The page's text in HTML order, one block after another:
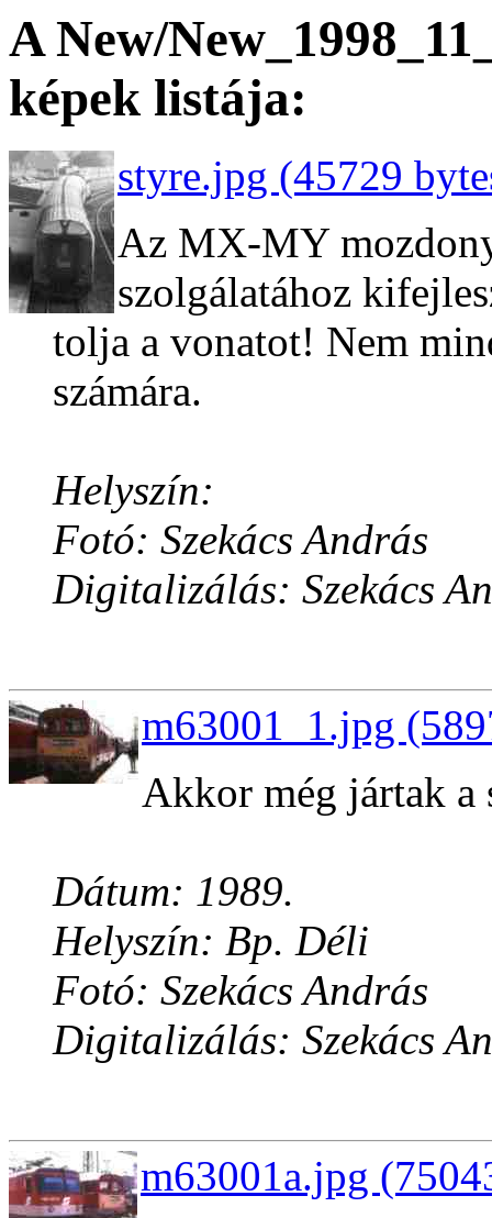
A New/
képek listája:
styre.jpg (45729
Az MX-MY
szolgálatához
tolja a vonatot! Nem
számára.
Helyszín:
Fotó: Szekács András
Digitalizálás: Szekács
m63001_1.jpg
Akkor még jártak a
Dátum: 1989.
Helyszín: Bp. Déli
Fotó: Szekács András
Digitalizálás: Szekács
m63001a.jpg